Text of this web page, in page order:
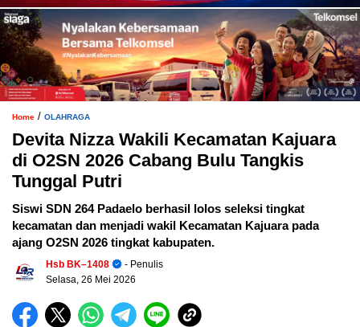
Home / OLAHRAGA
Devita Nizza Wakili Kecamatan Kajuara
di O2SN 2026 Cabang Bulu Tangkis
Tunggal Putri
Siswi SDN 264 Padaelo berhasil lolos seleksi tingkat
kecamatan dan menjadi wakil Kecamatan Kajuara pada
ajang O2SN 2026 tingkat kabupaten.
Hsb BK–1408
- Penulis
Selasa, 26 Mei 2026